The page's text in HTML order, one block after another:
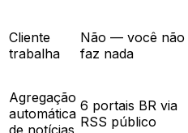
Cliente
trabalha
Não — você não
faz nada
Agregação
automática
de notícias
6 portais BR via
RSS público